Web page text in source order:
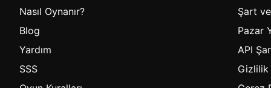
Nasıl Oynanır?
Blog
Yardım
SSS
Şart
Pazar
API
Gizlilik